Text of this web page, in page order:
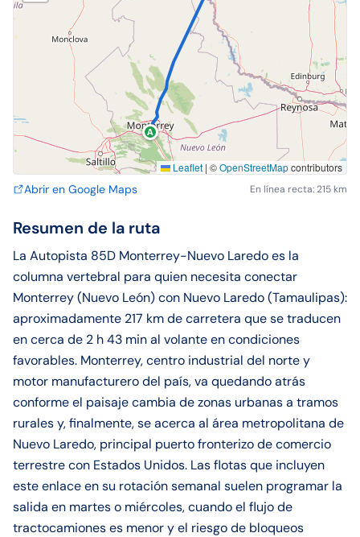
A
Leaflet | ©OpenStreetMapcontributors
Abrir en Google Maps En línea recta: 215 km
Resumen de la ruta
La Autopista 85D Monterrey-Nuevo Laredo es la
columna vertebral para quien necesita conectar
Monterrey (Nuevo León) con Nuevo Laredo (Tamaulipas):
aproximadamente 217 km de carretera que se traducen
en cerca de 2 h 43 min al volante en condiciones
favorables. Monterrey, centro industrial del norte y
motor manufacturero del país, va quedando atrás
conforme el paisaje cambia de zonas urbanas a tramos
rurales y, finalmente, se acerca al área metropolitana de
Nuevo Laredo, principal puerto fronterizo de comercio
terrestre con Estados Unidos. Las flotas que incluyen
este enlace en su rotación semanal suelen programar la
salida en martes o miércoles, cuando el flujo de
tractocamiones es menor y el riesgo de bloqueos